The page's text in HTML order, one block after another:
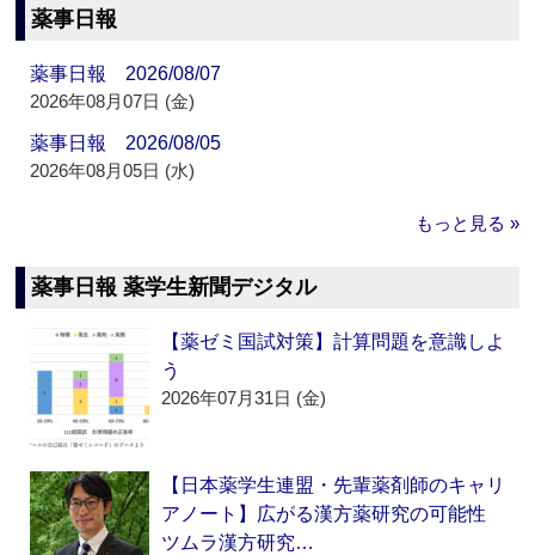
薬事日報
薬事日報 2026/08/07
2026年08月07日 (金)
薬事日報 2026/08/05
2026年08月05日 (水)
もっと見る »
薬事日報 薬学生新聞デジタル
【薬ゼミ国試対策】計算問題を意識しよ
う
2026年07月31日 (金)
【日本薬学生連盟・先輩薬剤師のキャリ
アノート】広がる漢方薬研究の可能性
ツムラ漢方研究…